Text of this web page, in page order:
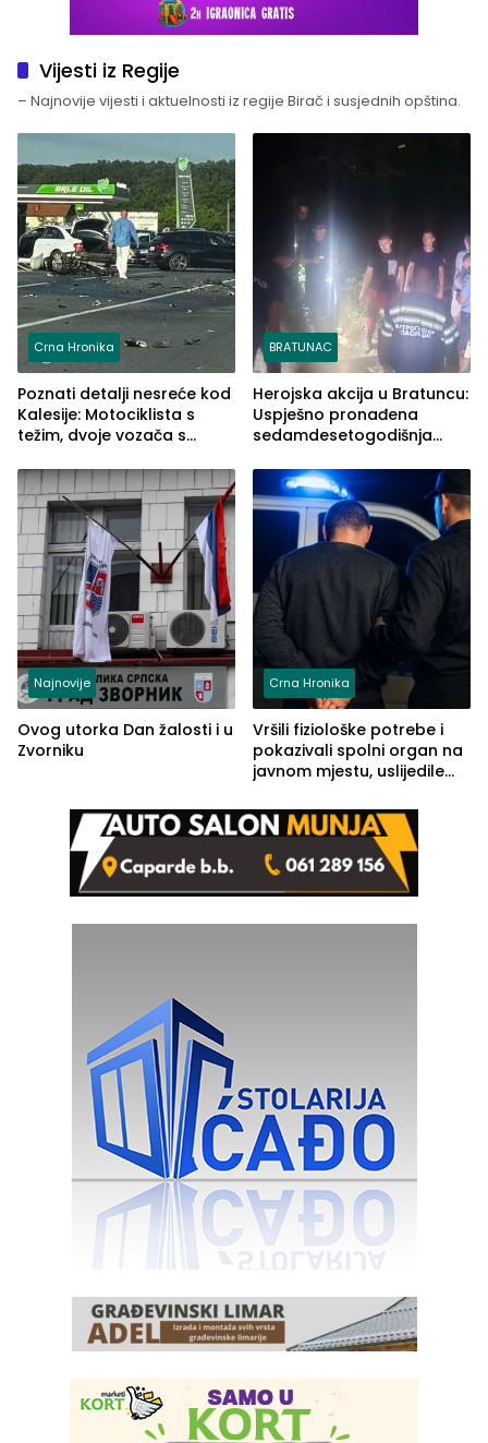
Vijesti iz Regije
– Najnovije vijesti i aktuelnosti iz regije Birač i susjednih opština.
Crna Hronika
Poznati detalji nesreće kod
Kalesije: Motociklista s
težim, dvoje vozača s
BRATUNAC
Herojska akcija u Bratuncu:
Uspješno pronađena
sedamdesetogodišnja
Kravice.
Najnovije
Ovog utorka Dan žalosti i u
Zvorniku
Crna Hronika
Vršili fiziološke potrebe i
pokazivali spolni organ na
javnom mjestu, uslijedile